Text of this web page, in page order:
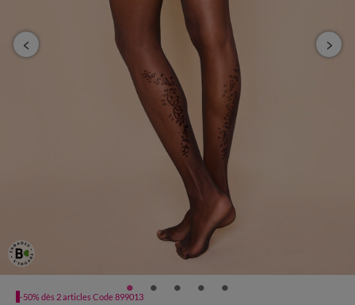
-50% dès 2 articles Code 899013